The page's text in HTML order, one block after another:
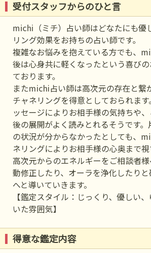
受付スタッフからのひと言
michi（ミチ）占い師はどなたにも優
リング効果をお持ちの占い師です。
複雑なお悩みを抱えている方でも、
後は心身共に軽くなったという喜び
ております。
またmichi占い師は高次元の存在と繋
チャネリングを得意としておられま
ッセージによりお相手様の気持ちや
後の展開がよく読みとれるそうです
の状況が分からなかったとしても、
ネリングによりお相手様の心奥まで視
高次元からのエネルギーをご相談者
動修正したり、オーラを浄化したり
へと導いていきます。
【鑑定スタイル：じっくり、優しい
いた雰囲気】
得意な鑑定内容